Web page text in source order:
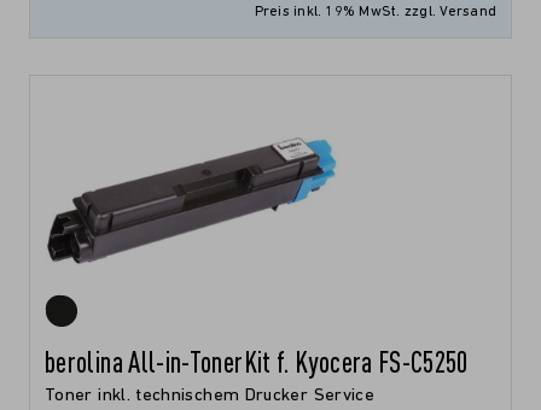
Preis inkl. 19% MwSt. zzgl. Versand
berolina All-in-TonerKit f. Kyocera FS-C5250
Toner inkl. technischem Drucker Service